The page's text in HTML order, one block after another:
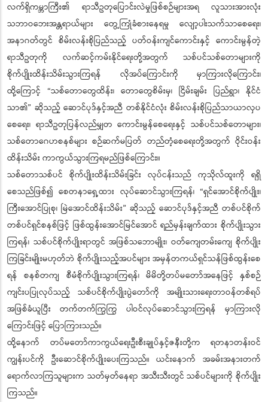
လက်ရှိကမ္ဘာကြီး၏ ရာသီဥတုပြောင်းလဲမှုဖြစ်စဉ်များအရ လူသားအားလုံး
သဘာဝဘေးအန္တရာယ်များ တွေ့ကြုံခံစားနေရမှု လျော့ပါးသက်သာစေရေး၊
အနာဂတ်တွင် စိမ်းလန်းစိုပြည်သည့် ပတ်ဝန်းကျင်ကောင်းနှင့် ကောင်းမွန်တဲ့
ရာသီဥတုကို လက်ဆင့်ကမ်းနိုင်ရေးတို့အတွက် သစ်ပင်သစ်တောများကို
စိုက်ပျိုးထိန်းသိမ်းသွားကြရန် လိုအပ်ကြောင်းကို မှာကြားလိုကြောင်း၊
ထို့ကြောင့် “သစ်တောတွေထိန်း၊ တောတွေစိမ်းမှ၊ ငြိမ်းချမ်း ပြည်ရွာ၊ နိုင်ငံ
သာ၏” ဆိုသည့် ဆောင်ပုဒ်နှင့်အညီ တစ်နိုင်ငံလုံး စိမ်းလန်းစိုပြည်သာယာလှပ
စေရေး၊ ရာသီဥတုပြန်လည်မျှတ ကောင်းမွန်စေရေးနှင့် သစ်ပင်သစ်တောများ၊
သစ်တောဂေဟစနစ်များ စဉ်ဆက်မပြတ် တည်တံ့စေရေးတို့အတွက် ဝိုင်းဝန်း
ထိန်းသိမ်း ကာကွယ်သွားကြရမည်ဖြစ်ကြောင်း။
သစ်တောသစ်ပင် စိုက်ပျိုးထိန်းသိမ်းခြင်း လုပ်ငန်းသည် ကုသိုလ်ထူးကို ရရှိ
စေသည်ဖြစ်၍ စေတနာရှေ့ထား လုပ်ဆောင်သွားကြရန်၊ “ရှင်အောင်စိုက်ပျိုး၊
ကြီးအောင်ပြုစု၊ မြဲအောင်ထိန်းသိမ်း” ဆိုသည့် ဆောင်ပုဒ်နှင့်အညီ တစ်ပင်စိုက်
တစ်ပင်ရှင်စနစ်ဖြင့် ဖြစ်ထွန်းအောင်မြင်အောင် ရည်မှန်းချက်ထား စိုက်ပျိုးသွား
ကြရန်၊ သစ်ပင်စိုက်ပျိုးရာတွင် အဖြစ်သဘောမျိုး၊ ဝတ်ကျေတမ်းကျေ စိုက်ပျိုး
ကြခြင်းမျိုးမဟုတ်ဘဲ စိုက်ပျိုးသည့်အပင်များ အမှန်တကယ်ရှင်သန်ဖြစ်ထွန်းစေ
ရန် စနစ်တကျ စီမံစိုက်ပျိုးသွားကြရန်၊ မိမိတို့တပ်မတော်အနေဖြင့် နှစ်စဉ်
ကျင်းပပြုလုပ်သည့် သစ်ပင်စိုက်ပျိုးပွဲတော်ကို အမျိုးသားရေးတာဝန်တစ်ရပ်
အဖြစ်ခံယူပြီး တက်တက်ကြွကြွ ပါဝင်လုပ်ဆောင်သွားကြရန် မှာကြားလို
ကြောင်းဖြင့် ပြောကြားသည်။
ထို့နောက် တပ်မတော်ကာကွယ်ရေးဦးစီးချုပ်နှင့်ဇနီးတို့က ရတနာတန်းဝင်
ကျွန်းပင်ကို ဦးဆောင်စိုက်ပျိုးပေးကြသည်။ ယင်းနောက် အခမ်းအနားတက်
ရောက်လာကြသူများက သတ်မှတ်နေရာ အသီးသီးတွင် သစ်ပင်များကို စိုက်ပျိုး
ကြသည်။